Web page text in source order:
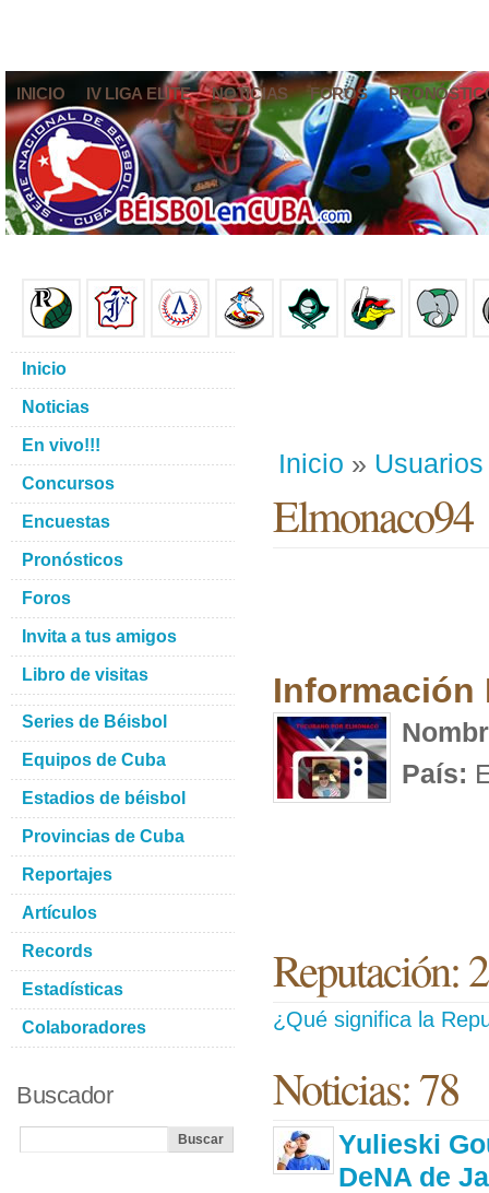
INICIO IV LIGA ELITE NOTICIAS FOROS
Inicio » Usuarios
Elmonaco94
Información
País:
Reputación:
¿Qué significa la
Noticias: 78
Yulieski
DeNA de
Inicio
Noticias
En vivo!!!
Concursos
Encuestas
Pronósticos
Foros
Invita a tus amigos
Libro de visitas
Series de Béisbol
Equipos de Cuba
Estadios de béisbol
Provincias de Cuba
Reportajes
Artículos
Records
Estadísticas
Colaboradores
Buscador